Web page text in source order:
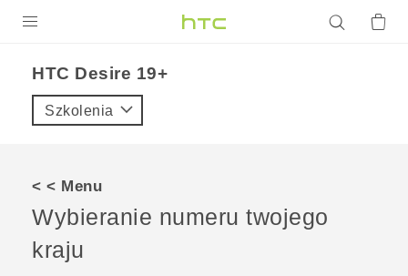
VIVE
VIVERSE
‎HTC Desire 19+‎‎
Szkolenia
< < Menu
Wybieranie numeru twojego
kraju